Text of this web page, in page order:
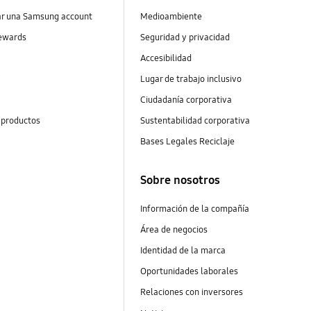
una Samsung account
Medioambiente
Seguridad y privacidad
Accesibilidad
Lugar de trabajo inclusivo
Ciudadanía corporativa
Sustentabilidad corporativa
Bases Legales Reciclaje
Sobre nosotros
Información de la compañía
Área de negocios
Identidad de la marca
Oportunidades laborales
Relaciones con inversores